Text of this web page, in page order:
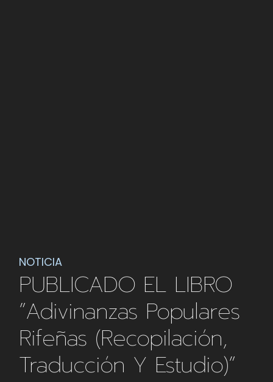
NOTICIA
PUBLICADO EL LIBRO
”Adivinanzas Populares
Rifeñas (Recopilación,
Traducción Y Estudio)”